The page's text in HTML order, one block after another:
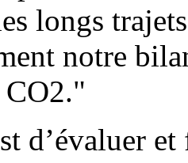
longs
notre
CO2."
d’évaluer